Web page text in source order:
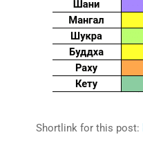
Shortlink for this post: